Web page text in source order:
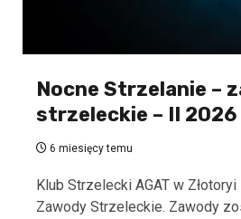
Nocne Strzelanie –
strzeleckie – II 2026
6 miesięcy temu
Klub Strzelecki AGAT w
Zawody Strzeleckie. Zawody